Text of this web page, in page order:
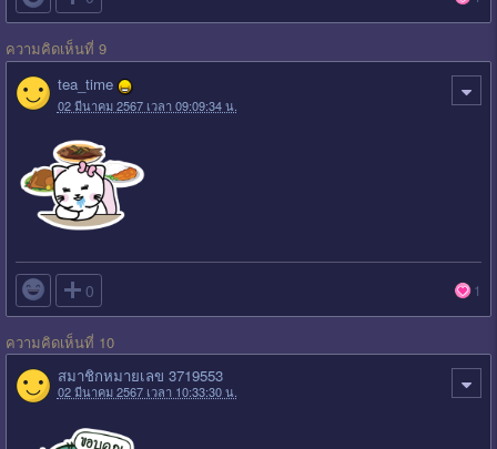
ความคิดเห็นที่ 9
tea_time
02 มีนาคม 2567 เวลา 09:09:34 น.
 0 1
ความคิดเห็นที่ 10
สมาชิกหมายเลข 3719553
02 มีนาคม 2567 เวลา 10:33:30 น.